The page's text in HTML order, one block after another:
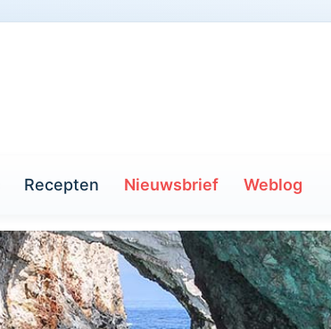
Recepten Nieuwsbrief Weblog